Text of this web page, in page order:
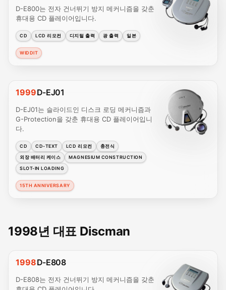
D-E800는 전자 건너뛰기 방지 메커니즘을 갖춘
휴대용 CD 플레이어입니다.
CD LCD 리모컨 디지털 출력 광 출력 일본
WIDDIT
1999D-EJ01
D-EJ01는 슬라이드인 디스크 로딩 메커니즘과
G-Protection을 갖춘 휴대용 CD 플레이어입니
다.
CD CD-TEXT LCD 리모컨
충전식
외장 배터리 케이스
MAGNESIUM CONSTRUCTION
SLOT-IN LOADING
15TH ANNIVERSARY
1998년 대표 Discman
1998D-E808
D-E808는 전자 건너뛰기 방지 메커니즘을 갖춘